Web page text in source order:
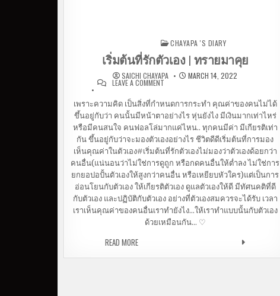
CHAYAPA 'S DIARY
เริ่มต้นที่รักตัวเอง | ทรายมาคุย
SAICHI CHAYAPA MARCH 14, 2022
LEAVE A COMMENTON เริ่มต้นที่รักตัวเอง | ทรายมา
เพราะความคิด เป็นสิ่งที่กำหนดการกระทำ คุณค่าของคนไม่ได้
ขึ้นอยู่กับว่า คนนั้นมีหน้าตาอย่างไร หุ่นยังไง มีเงินมากเท่าไหร่
หรือมีคนสนใจ คนฟอลโล่มากแค่ไหน.. ทุกคนมีค่า มีเกียรติเท่า
กัน ขึ้นอยู่กับว่าจะมองตัวเองอย่างไร ชีวิตดีดีเริ่มต้นที่การมอง
เห็นคุณค่าในตัวเอง#เริ่มต้นที่รักตัวเองไม่มองว่าตัวเองด้อยกว่า
คนอื่น(แน่นอนว่าไม่ใช่การดูถูก หรือกดคนอื่นให้ต่ำลง ไม่ใช่การ
ยกยอปอปั้นตัวเองให้สูงกว่าคนอื่น หรือเหยียบหัวใคร)แต่เป็นการ
อ่อนโยนกับตัวเอง ให้เกียรติตัวเอง ดูแลตัวเองให้ดี มีทัศนคติที่ดี
กับตัวเอง และปฏิบัติกับตัวเอง อย่างที่ตัวเองสมควรจะได้รับ เวลา
เราเห็นคุณค่าของคนอื่นเราทำยังไง…ให้เราทำแบบนั้นกับตัวเอง
ด้วยเหมือนกัน… ♡
READ MOREเริ่มต้นที่รักตัวเอง | ทรายมาคุย